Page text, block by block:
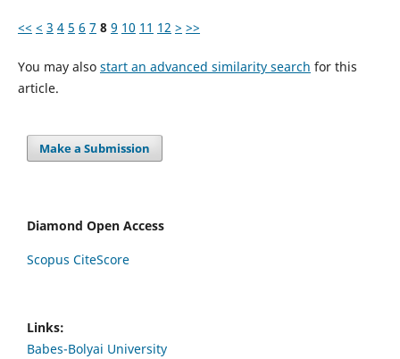
<< < 3 4 5 6 7 8 9 10 11 12 > >>
You may also start an advanced similarity search for this
article.
Make a Submission
Diamond Open Access
Scopus CiteScore
Links:
Babes-Bolyai University